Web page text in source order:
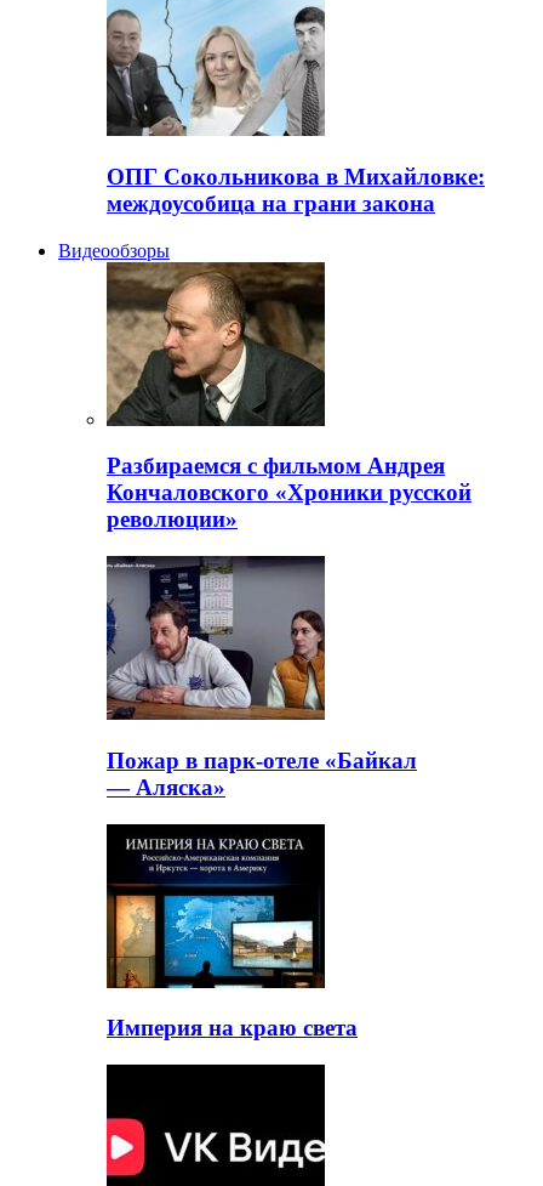
ОПГ Сокольникова в Михайловке:
междоусобица на грани закона
Видеообзоры
Разбираемся с фильмом Андрея
Кончаловского «Хроники русской
революции»
Пожар в парк-отеле «Байкал
— Аляска»
Империя на краю света